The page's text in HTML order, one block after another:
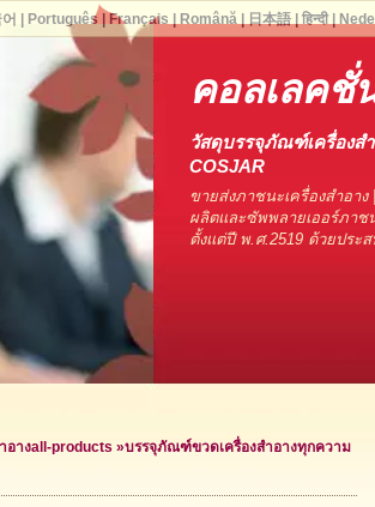
คอลเลคชั่
วัสดุบรรจุภัณฑ์เครื่องส
COSJAR
ขายส่งภาชนะเครื่องสำอา
ผลิตและซัพพลายเออร์ภาช
ตั้งแต่ปี พ.ศ.2519 ด้วยประ
อางall-products »บรรจุภัณฑ์ขวดเครื่องสำอางทุกความ
Português Français Română| 日本語| हिन्दी|